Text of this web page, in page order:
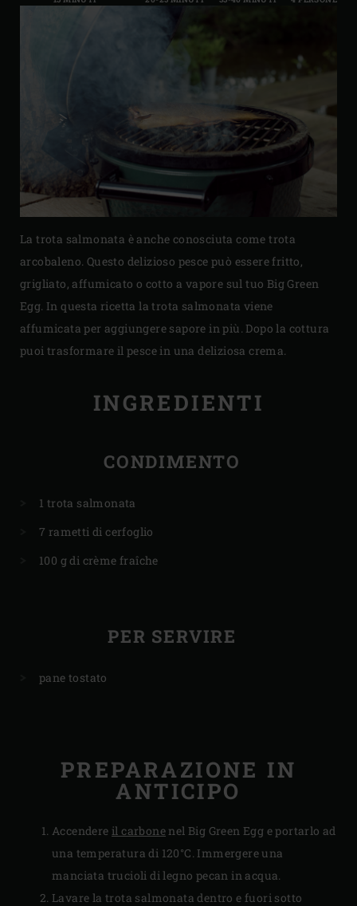
La trota salmonata è anche conosciuta come trota
arcobaleno. Questo delizioso pesce può essere fritto,
grigliato, affumicato o cotto a vapore sul tuo Big Green
Egg. In questa ricetta la trota salmonata viene
affumicata per aggiungere sapore in più. Dopo la cottura
puoi trasformare il pesce in una deliziosa crema.
INGREDIENTI
CONDIMENTO
1 trota salmonata
7 rametti di cerfoglio
100 g di crème fraîche
PER SERVIRE
pane tostato
PREPARAZIONE IN
ANTICIPO
Accendereil carbonenel Big Green Egg e portarlo ad
una temperatura di 120°C. Immergere una
manciata trucioli di legno pecan in acqua.
Lavare la trota salmonata dentro e fuori sotto